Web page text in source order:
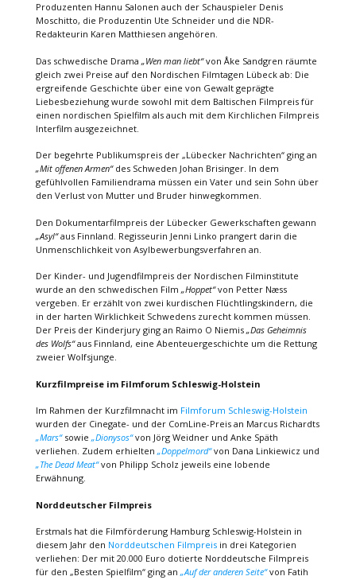
Produzenten Hannu Salonen auch der Schauspieler Denis
Moschitto, die Produzentin Ute Schneider und die NDR-
Redakteurin Karen Matthiesen angehören.
Das schwedische Drama „Wen man liebt“von Åke Sandgren räumte
gleich zwei Preise auf den Nordischen Filmtagen Lübeck ab: Die
ergreifende Geschichte über eine von Gewalt geprägte
Liebesbeziehung wurde sowohl mit dem Baltischen Filmpreis für
einen nordischen Spielfilm als auch mit dem Kirchlichen Filmpreis
Interfilm ausgezeichnet.
Der begehrte Publikumspreis der „Lübecker Nachrichten“ ging an
„Mit offenen Armen“des Schweden Johan Brisinger. In dem
gefühlvollen Familiendrama müssen ein Vater und sein Sohn über
den Verlust von Mutter und Bruder hinwegkommen.
Den Dokumentarfilmpreis der Lübecker Gewerkschaften gewann
„Asyl“aus Finnland. Regisseurin Jenni Linko prangert darin die
Unmenschlichkeit von Asylbewerbungsverfahren an.
Der Kinder- und Jugendfilmpreis der Nordischen Filminstitute
wurde an den schwedischen Film „Hoppet“von Petter Næss
vergeben. Er erzählt von zwei kurdischen Flüchtlingskindern, die
in der harten Wirklichkeit Schwedens zurecht kommen müssen.
Der Preis der Kinderjury ging an Raimo O Niemis „Das Geheimnis
des Wolfs“aus Finnland, eine Abenteuergeschichte um die Rettung
zweier Wolfsjunge.
Kurzfilmpreise im Filmforum Schleswig-Holstein
Im Rahmen der Kurzfilmnacht im Filmforum Schleswig-Holstein
wurden der Cinegate- und der ComLine-Preis an Marcus Richardts
„Mars“sowie „Dionysos“von Jörg Weidner und Anke Späth
verliehen. Zudem erhielten „Doppelmord“von Dana Linkiewicz und
„The Dead Meat“von Philipp Scholz jeweils eine lobende
Erwähnung.
Norddeutscher Filmpreis
Erstmals hat die Filmförderung Hamburg Schleswig-Holstein in
diesem Jahr den Norddeutschen Filmpreisin drei Kategorien
verliehen: Der mit 20.000 Euro dotierte Norddeutsche Filmpreis
für den „Besten Spielfilm“ ging an „Auf der anderen Seite“von Fatih